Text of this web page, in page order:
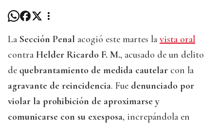
La Sección Penal acogió este martes la vista oral
contra Helder Ricardo F. M., acusado de un delito
de quebrantamiento de medida cautelar con la
agravante de reincidencia. Fue denunciado por
violar la prohibición de aproximarse y
comunicarse con su exesposa, increpándola en